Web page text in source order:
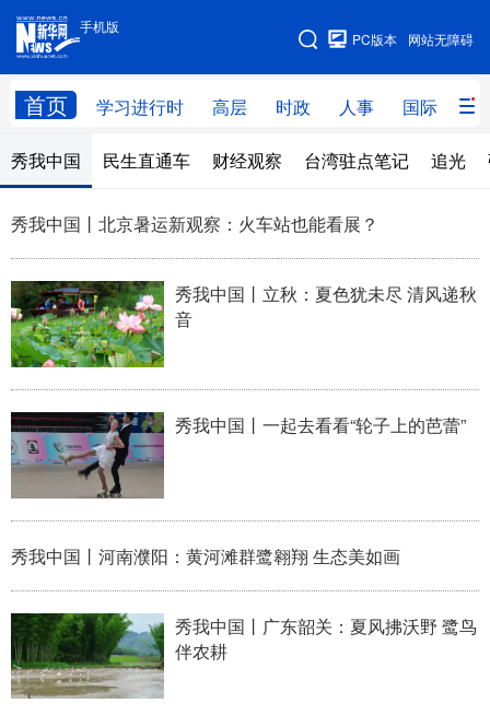
手机版
网站无障碍
PC版本
首页 学习进行时 高层 时政 人事 国际 财
手机版
网站地图
学习进行时 高层 时政 人事
财经
台湾 思客智库 全球连线 教育
科技 科创 量子 体育
文化
访谈 视频 图片 政务
法律 中央文件 金融 汽车
食品
彩票 娱乐 时尚 悦读
公益 一带一路
秀我中国 民生直通车 财经观察 台湾驻点笔记 追光
秀我中国丨北京暑运新观察：火车站也能看展？
秀我中国丨立秋：夏色犹未尽 清风递秋
音
秀我中国丨一起去看看“轮子上的芭蕾”
秀我中国丨河南濮阳：黄河滩群鹭翱翔 生态美如画
秀我中国丨广东韶关：夏风拂沃野 鹭鸟
伴农耕